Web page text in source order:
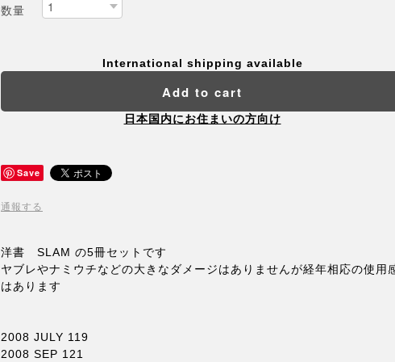
数量
International shipping available
Add to cart
日本国内にお住まいの方向け
Save
通報する
洋書 SLAM の5冊セットです
ヤブレやナミウチなどの大きなダメージはありませんが経年相応の使用
はあります
2008 JULY 119
2008 SEP 121